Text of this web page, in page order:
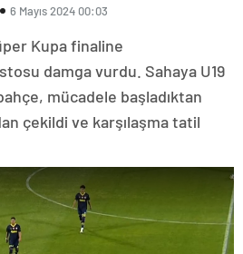
6 Mayıs 2024 00:03
Kupa finaline
damga vurdu. Sahaya U19
mücadele başladıktan
çekildi ve karşılaşma tatil